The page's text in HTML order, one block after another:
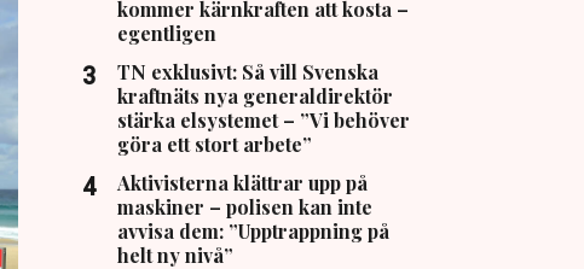
kommer kärnkraften att kosta –
egentligen
TN exklusivt: Så vill Svenska
kraftnäts nya generaldirektör
stärka elsystemet – ”Vi behöver
göra ett stort arbete”
Aktivisterna klättrar upp på
maskiner – polisen kan inte
avvisa dem: ”Upptrappning på
helt ny nivå”